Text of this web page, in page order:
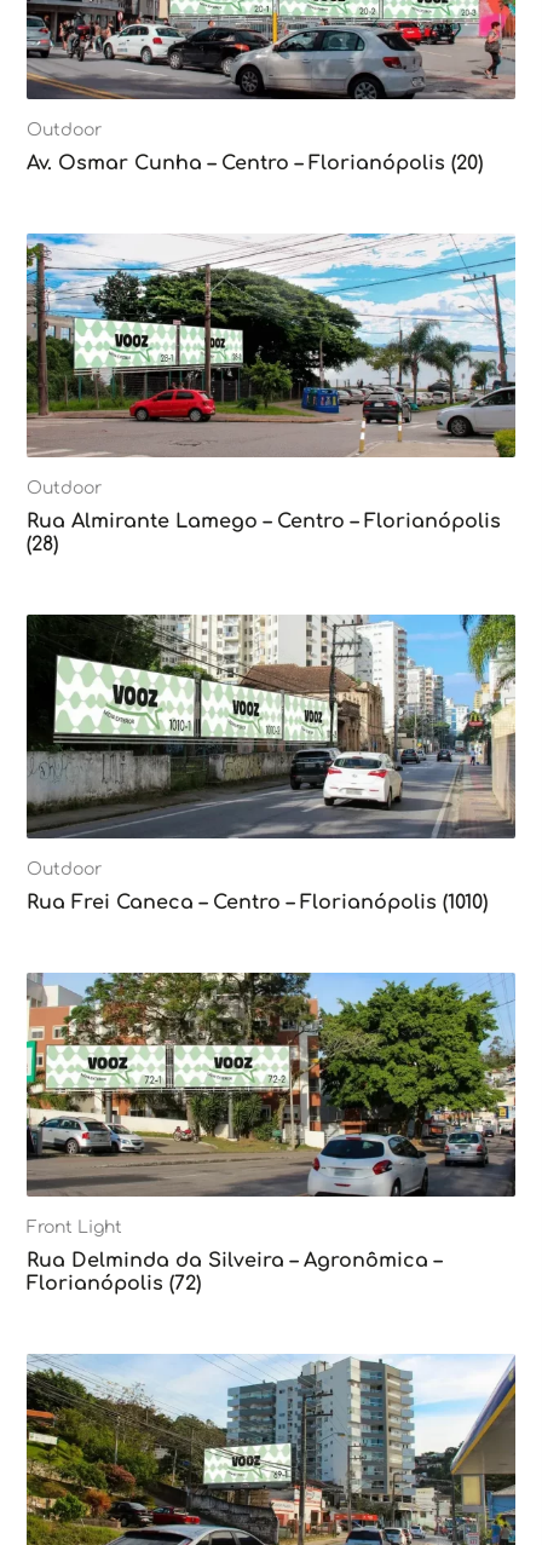
Outdoor
Av. Osmar Cunha – Centro – Florianópolis (20)
Outdoor
Rua Almirante Lamego – Centro – Florianópolis
(28)
Outdoor
Rua Frei Caneca – Centro – Florianópolis (1010)
Front Light
Rua Delminda da Silveira – Agronômica –
Florianópolis (72)